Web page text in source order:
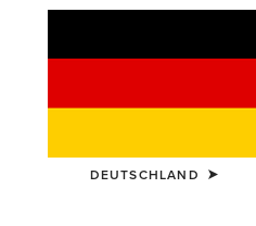
DEUTSCHLAND